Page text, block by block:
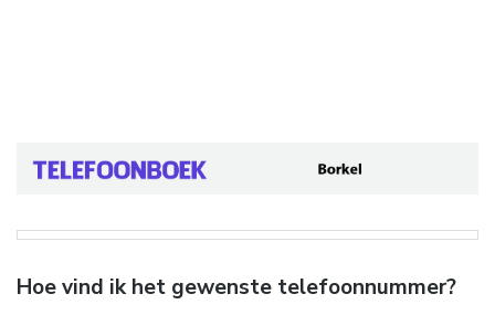
Hoe vind ik het gewenste telefoonnummer?